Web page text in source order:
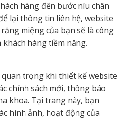
hàng đến bước níu chân
lại thông tin liên hệ, website
miệng của bạn sẽ là công
hàng tiềm năng.
trọng khi thiết kế website
chính sách mới, thông báo
khoa. Tại trang này, bạn
hình ảnh, hoạt động của